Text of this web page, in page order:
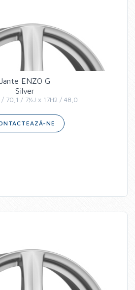
Jante ENZO G
Silver
70,1 / 7½J x 17H2 / 48,0
NE